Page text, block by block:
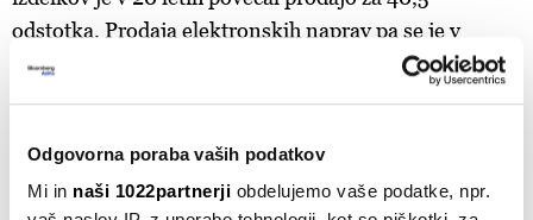
Odgovorna poraba vaših podatkov
Mi in naši 1022partnerji obdelujemo vaše podatke, npr.
odstotka. Prodaja elektronskih naprav pa se je v
zadnjih 20 letih povečala za kar 175,7 odstotka.
TRGOVSKE VERIGE